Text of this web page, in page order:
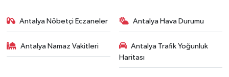
Antalya Nöbetçi Eczaneler Antalya Hava Durumu
Antalya Namaz Vakitleri
Antalya Trafik Yoğunluk
Haritası